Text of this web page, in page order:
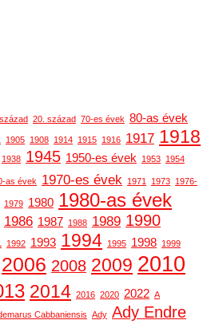
20. század 70-es évek 80-as évek
1905 1908 1914 1915 1916 1917 1918
1938 1945 1950-es évek 1953 1954
as évek 1970-es évek 1971 1973 1976-
1979 1980 1980-as évek
1986 1987 1988 1989 1990
1992 1993 1994 1995 1998 1999
2006 2008 2009 2010
2014 2016 2020 2022 A
Cabbaniensis Ady Ady Endre